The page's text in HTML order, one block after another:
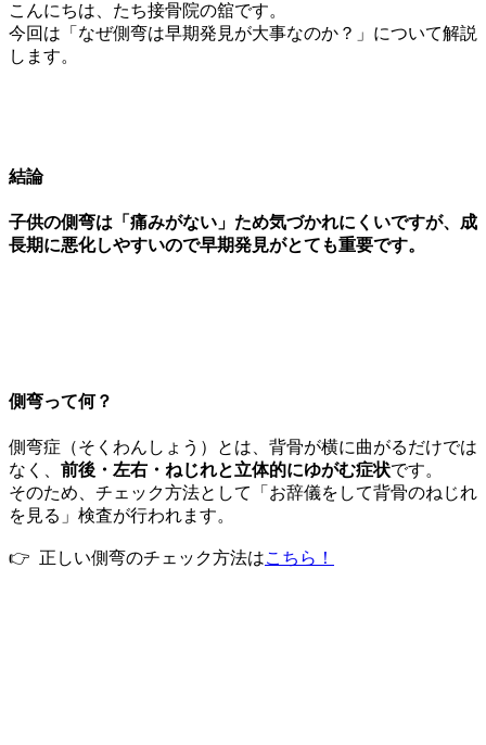
こんにちは、たち接骨院の舘です。
今回は「なぜ側弯は早期発見が大事なのか？」について解説
します。
結論
子供の側弯は「痛みがない」ため気づかれにくいですが、成
長期に悪化しやすいので早期発見がとても重要です。
側弯って何？
側弯症（そくわんしょう）とは、背骨が横に曲がるだけでは
なく、 前後・左右・ねじれと立体的にゆがむ症状です。
そのため、チェック方法として「お辞儀をして背骨のねじれ
を見る」検査が行われます。
👉 正しい側弯のチェック方法はこちら！